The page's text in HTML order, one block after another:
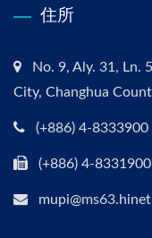
住所
No. 9, Aly. 31, Ln.
City, Changhua
(+886) 4-8333900
(+886) 4-8331900